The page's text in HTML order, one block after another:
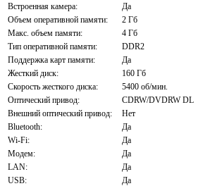
Встроенная камера:
Да
Объем оперативной памяти:
2 Гб
Макс. объем памяти:
4 Гб
Тип оперативной памяти:
DDR2
Поддержка карт памяти:
Да
Жесткий диск:
160 Гб
Скорость жесткого диска:
5400 об/мин.
Оптический привод:
CDRW/DVDRW DL
Внешний оптический привод:
Нет
Bluetooth:
Да
Wi-Fi:
Да
Модем:
Да
LAN:
Да
USB:
Да